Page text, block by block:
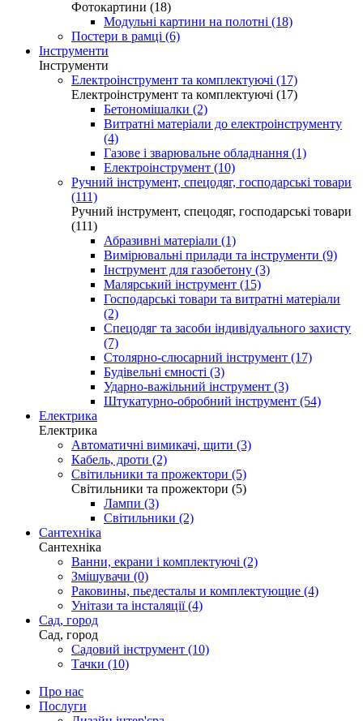
Фотокартини (18)
Модульні картини на полотні (18)
Постери в рамці (6)
Інструменти
Інструменти
Електроінструмент та комплектуючі (17)
Електроінструмент та комплектуючі (17)
Бетономішалки (2)
Витратні матеріали до електроінструменту
(4)
Газове і зварювальне обладнання (1)
Електроінструмент (10)
Ручний інструмент, спецодяг, господарські товари
(111)
Ручний інструмент, спецодяг, господарські товари
(111)
Абразивні матеріали (1)
Вимірювальні прилади та інструменти (9)
Інструмент для газобетону (3)
Малярський інструмент (15)
Господарські товари та витратні матеріали
(2)
Спецодяг та засоби індивідуального захисту
(7)
Столярно-слюсарний інструмент (17)
Будівельні ємності (3)
Ударно-важільний інструмент (3)
Штукатурно-обробний інструмент (54)
Електрика
Електрика
Автоматичні вимикачі, щити (3)
Кабель, дроти (2)
Світильники та прожектори (5)
Світильники та прожектори (5)
Лампи (3)
Світильники (2)
Сантехніка
Сантехніка
Ванни, екрани і комплектуючі (2)
Змішувачи (0)
Раковины, пьедесталы и комплектующие (4)
Унітази та інсталяції (4)
Сад, город
Сад, город
Садовий інструмент (10)
Тачки (10)
Про нас
Послуги